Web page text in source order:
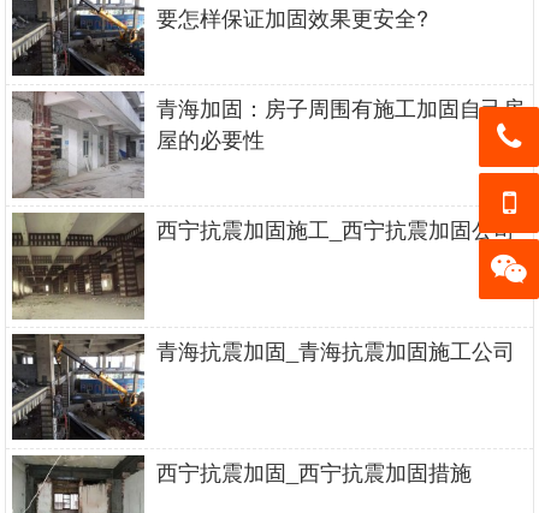
要怎样保证加固效果更安全?
青海加固：房子周围有施工加固自己房
屋的必要性
西宁抗震加固施工_西宁抗震加固公司
青海抗震加固_青海抗震加固施工公司
西宁抗震加固_西宁抗震加固措施
13139
05050
13139
05050
3
客服